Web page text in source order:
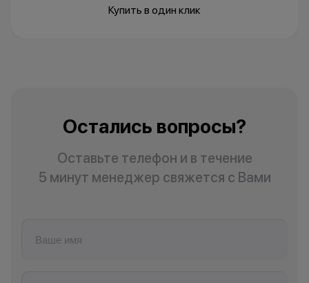
Купить в один клик
Остались вопросы?
Оставьте телефон и в течение
5 минут менеджер свяжется с Вами